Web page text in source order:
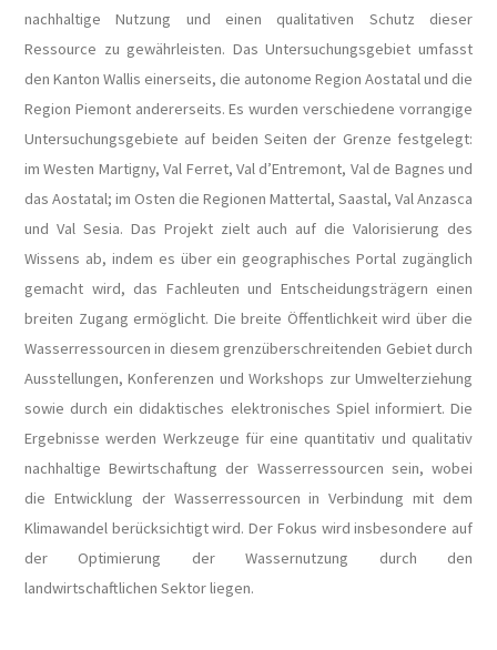
nachhaltige Nutzung und einen qualitativen Schutz dieser
Ressource zu gewährleisten. Das Untersuchungsgebiet umfasst
den Kanton Wallis einerseits, die autonome Region Aostatal und die
Region Piemont andererseits. Es wurden verschiedene vorrangige
Untersuchungsgebiete auf beiden Seiten der Grenze festgelegt:
im Westen Martigny, Val Ferret, Val d’Entremont, Val de Bagnes und
das Aostatal; im Osten die Regionen Mattertal, Saastal, Val Anzasca
und Val Sesia. Das Projekt zielt auch auf die Valorisierung des
Wissens ab, indem es über ein geographisches Portal zugänglich
gemacht wird, das Fachleuten und Entscheidungsträgern einen
breiten Zugang ermöglicht. Die breite Öffentlichkeit wird über die
Wasserressourcen in diesem grenzüberschreitenden Gebiet durch
Ausstellungen, Konferenzen und Workshops zur Umwelterziehung
sowie durch ein didaktisches elektronisches Spiel informiert. Die
Ergebnisse werden Werkzeuge für eine quantitativ und qualitativ
nachhaltige Bewirtschaftung der Wasserressourcen sein, wobei
die Entwicklung der Wasserressourcen in Verbindung mit dem
Klimawandel berücksichtigt wird. Der Fokus wird insbesondere auf
der Optimierung der Wassernutzung durch den
landwirtschaftlichen Sektor liegen.